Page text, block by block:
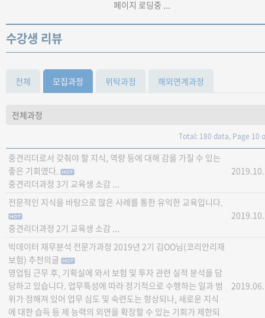
수강생 리뷰
전체 모집과정 위탁과정 해외연계과정
Total: 180 data, Page 10
중견리더로서 갖춰야 할 지식, 역량 등에 대해 감을 가질 수 있는
좋은 기회였다.
중견리더과정 3기 교육생 소감 ...
전문적인 지식을 바탕으로 많은 사례를 통한 유익한 교육입니다.
중견리더과정 2기 교육생 소감 ...
빅데이터 재무분석 전문가과정 2019년 2기 김OO님(코리안리재
보험) 추천의글
영업팀 근무 후, 기획실에 와서 보험 및 투자 관련 실적 분석을 담
당하고 있습니다. 업무특성에 따라 정기적으로 수행하는 일과 범
위가 정해져 있어 업무 심도 및 숙련도는 향상되나, 새로운 지식
에 대한 습득 등 제 능력의 외연을 확장할 수 있는 기회가 제한되
페이지 로딩중 ...